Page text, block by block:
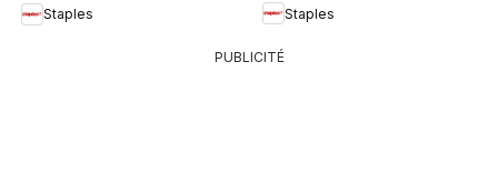
Staples
Staples
PUBLICITÉ